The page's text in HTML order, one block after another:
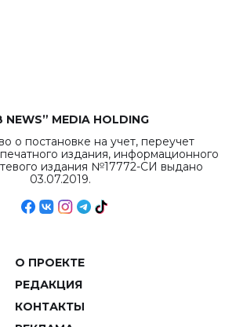
NEWS” MEDIA HOLDING
о постановке на учет, переучет
издания, информационного
издания №17772-СИ выдано
03.07.2019.
О ПРОЕКТЕ
РЕДАКЦИЯ
КОНТАКТЫ